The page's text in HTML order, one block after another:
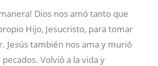
Dios nos amó tanto que
Hijo, Jesucristo, para tomar
Jesús también nos ama y murió
Volvió a la vida y